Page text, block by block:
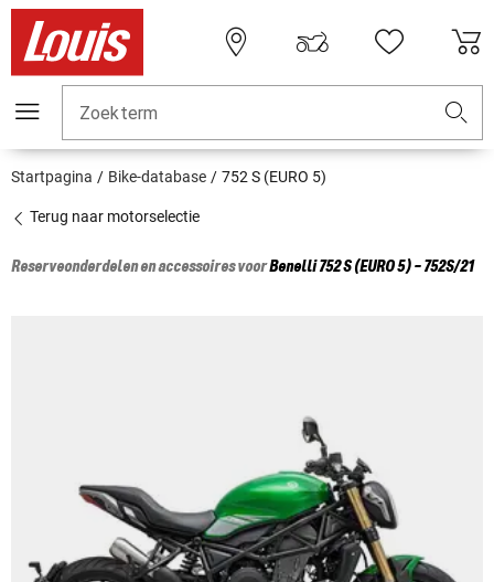
Zoekterm
Startpagina Bike-database 752 S (EURO 5)
Terug naar motorselectie
Reserveonderdelen en accessoires voorBenelli752 S (EURO 5) - 752S/21